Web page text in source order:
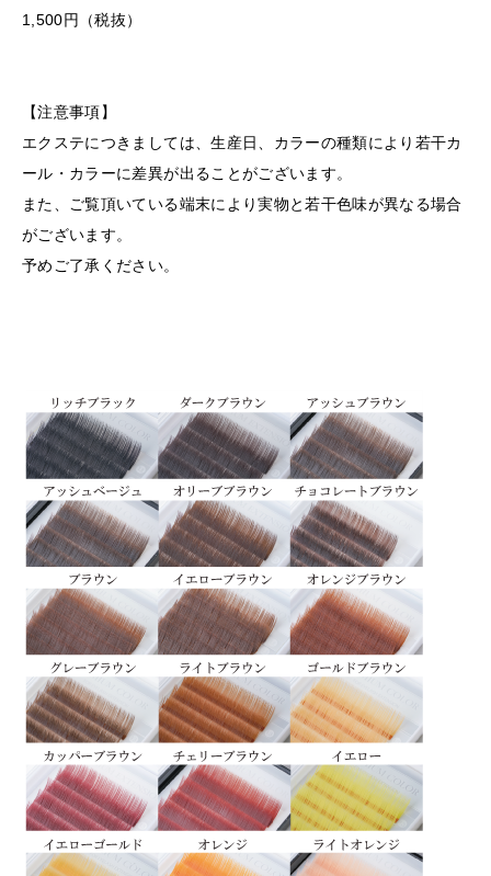
1,500円（税抜）
【注意事項】
エクステにつきましては、生産日、カラーの種類により若干カ
ール・カラーに差異が出ることがございます。
また、ご覧頂いている端末により実物と若干色味が異なる場合
がございます。
予めご了承ください。